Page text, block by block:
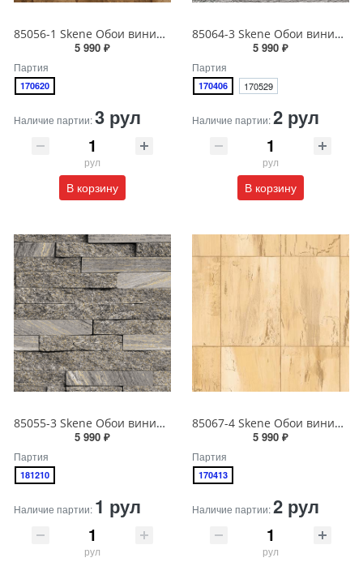
85056-1 Skene Обои виниловые на бумажной основе 1.06*15.5
5 990 ₽
Партия
170620
Наличие партии:3 рул
рул
В корзину
85064-3 Skene Обои виниловые на бумажной основе 1.06*15.5
5 990 ₽
Партия
170406 170529
Наличие партии:2 рул
рул
В корзину
85055-3 Skene Обои виниловые на бумажной основе 1.06*15.5
5 990 ₽
Партия
181210
Наличие партии: 1 рул
рул
85067-4 Skene Обои виниловые на бумажной основе 1.06*15.5
5 990 ₽
Партия
170413
Наличие партии:2 рул
рул